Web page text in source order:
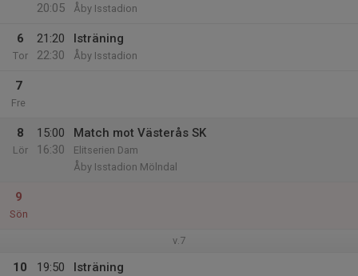
20:05
Åby Isstadion
6
Tor
21:20
22:30
Isträning
Åby Isstadion
7
Fre
8
Lör
15:00
16:30
Match mot Västerås SK
Elitserien Dam
Åby Isstadion Mölndal
9
Sön
v.7
10
19:50
Isträning